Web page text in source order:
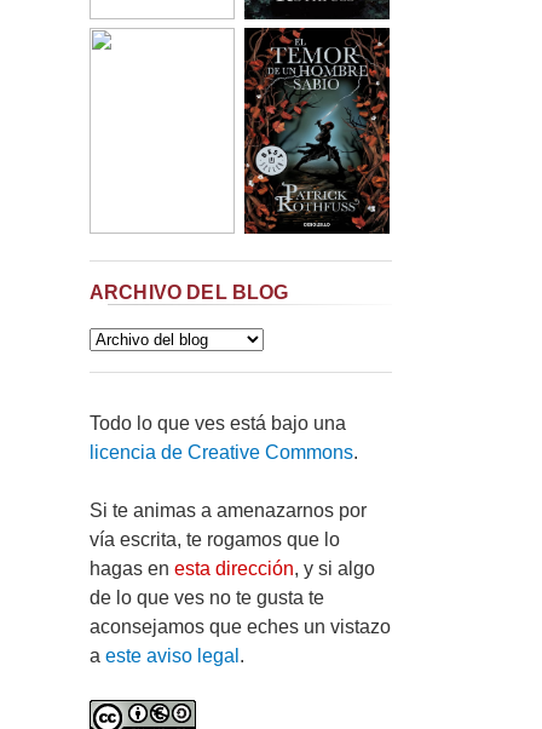
ARCHIVO DEL BLOG
Todo lo que ves está bajo una
licencia de Creative Commons.
Si te animas a amenazarnos por
vía escrita, te rogamos que lo
hagas en esta dirección, y si algo
de lo que ves no te gusta te
aconsejamos que eches un vistazo
a este aviso legal .